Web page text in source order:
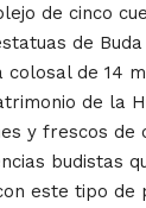
de cinco
de
colosal de 14
de la
y frescos de
budistas
este tipo de